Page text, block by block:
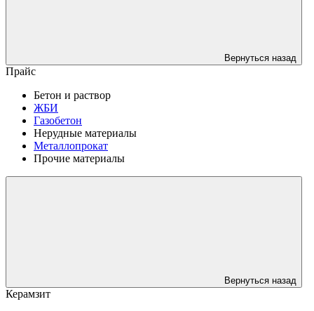
Вернуться назад
Прайс
Бетон и раствор
ЖБИ
Газобетон
Нерудные материалы
Металлопрокат
Прочие материалы
Вернуться назад
Керамзит